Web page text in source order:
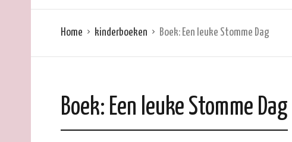
Home kinderboeken Boek: Een leuke Stomme Dag
Boek: Een leuke Stomme Dag